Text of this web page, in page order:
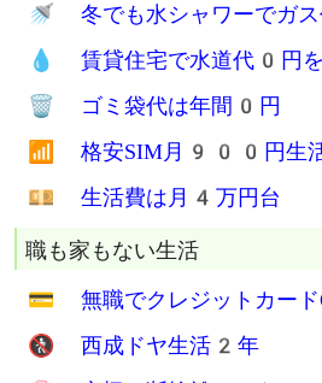
✈ 持ち物が最少で合理的だ
飯と服は最低限の生活
🍱 食費は月1万円未満
🔥 加熱5分で炊飯
🍚 西成炊き出し飯0円
🔞 Tバック1枚生活1年
💤 寝袋生活11年
🚰 手洗い洗濯15年